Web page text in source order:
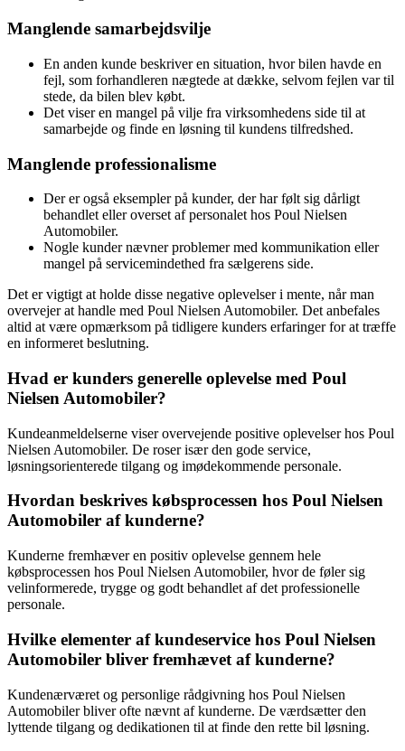
Manglende samarbejdsvilje
En anden kunde beskriver en situation, hvor bilen havde en
fejl, som forhandleren nægtede at dække, selvom fejlen var til
stede, da bilen blev købt.
Det viser en mangel på vilje fra virksomhedens side til at
samarbejde og finde en løsning til kundens tilfredshed.
Manglende professionalisme
Der er også eksempler på kunder, der har følt sig dårligt
behandlet eller overset af personalet hos Poul Nielsen
Automobiler.
Nogle kunder nævner problemer med kommunikation eller
mangel på servicemindethed fra sælgerens side.
Det er vigtigt at holde disse negative oplevelser i mente, når man
overvejer at handle med Poul Nielsen Automobiler. Det anbefales
altid at være opmærksom på tidligere kunders erfaringer for at træffe
en informeret beslutning.
Hvad er kunders generelle oplevelse med Poul
Nielsen Automobiler?
Kundeanmeldelserne viser overvejende positive oplevelser hos Poul
Nielsen Automobiler. De roser især den gode service,
løsningsorienterede tilgang og imødekommende personale.
Hvordan beskrives købsprocessen hos Poul Nielsen
Automobiler af kunderne?
Kunderne fremhæver en positiv oplevelse gennem hele
købsprocessen hos Poul Nielsen Automobiler, hvor de føler sig
velinformerede, trygge og godt behandlet af det professionelle
personale.
Hvilke elementer af kundeservice hos Poul Nielsen
Automobiler bliver fremhævet af kunderne?
Kundenærværet og personlige rådgivning hos Poul Nielsen
Automobiler bliver ofte nævnt af kunderne. De værdsætter den
lyttende tilgang og dedikationen til at finde den rette bil løsning.